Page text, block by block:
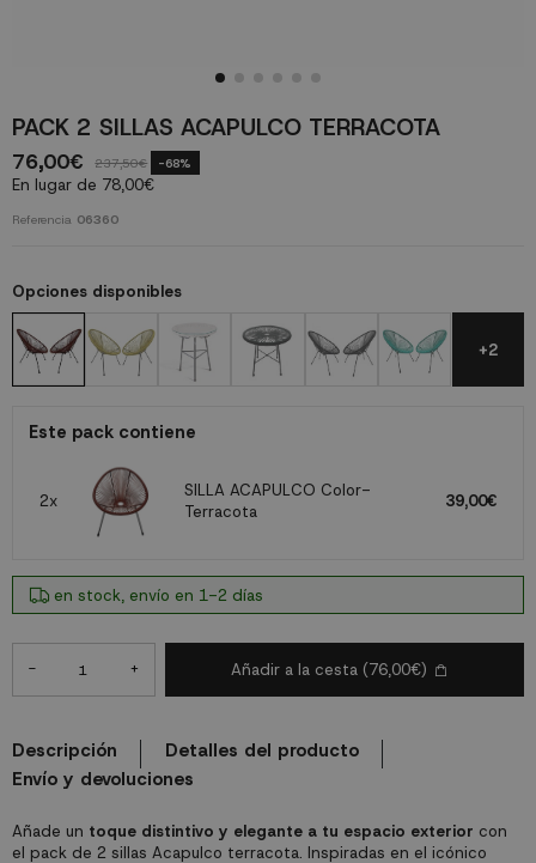
PACK 2 SILLAS ACAPULCO TERRACOTA
76,00€ 237,50€ -68%
En lugar de 78,00€
Referencia 06360
Añade un toque distintivo y elegante a tu espacio exterior con
el pack de 2 sillas Acapulco terracota. Inspiradas en el icónico
Opciones disponibles
+2
Este pack contiene
2x
SILLA ACAPULCO Color-
Terracota
39,00€
en stock, envío en 1-2 días
- + Añadir a la cesta (76,00€)
Descripción
Detalles del producto
Envío y devoluciones